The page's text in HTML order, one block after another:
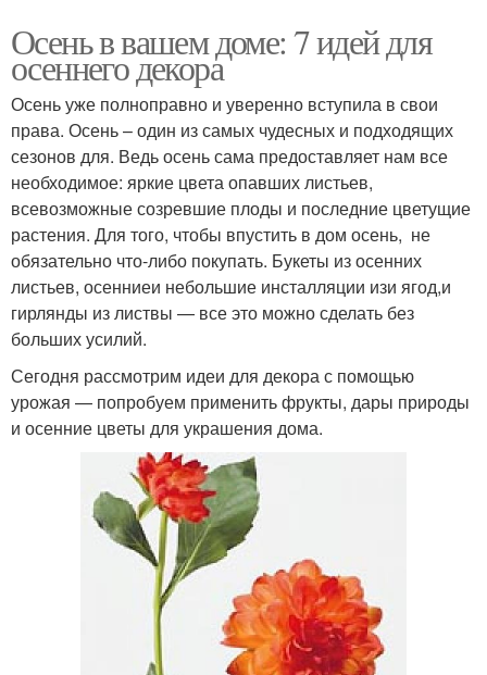
Осень в вашем доме: 7 идей для
осеннего декора
Осень уже полноправно и уверенно вступила в свои
права. Осень – один из самых чудесных и подходящих
сезонов для. Ведь осень сама предоставляет нам все
необходимое: яркие цвета опавших листьев,
всевозможные созревшие плоды и последние цветущие
растения. Для того, чтобы впустить в дом осень, не
обязательно что-либо покупать. Букеты из осенних
листьев, осенниеи небольшие инсталляции изи ягод,и
гирлянды из листвы — все это можно сделать без
больших усилий.
Сегодня рассмотрим идеи для декора с помощью
урожая — попробуем применить фрукты, дары природы
и осенние цветы для украшения дома.